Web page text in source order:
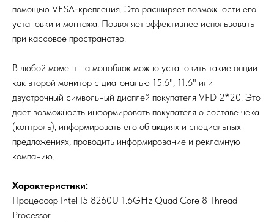
помощью VESA-крепления. Это расширяет возможности его
установки и монтажа. Позволяет эффективнее использовать
при кассовое пространство.
В любой момент на моноблок можно установить такие опции
как второй монитор с диагональю 15.6", 11.6" или
двустрочный символьный дисплей покупателя VFD 2*20. Это
дает возможность информировать покупателя о составе чека
(контроль), информировать его об акциях и специальных
предложениях, проводить информирование и рекламную
компанию.
Характеристики:
Процессор Intel I5 8260U 1.6GHz Quad Core 8 Thread
Processor